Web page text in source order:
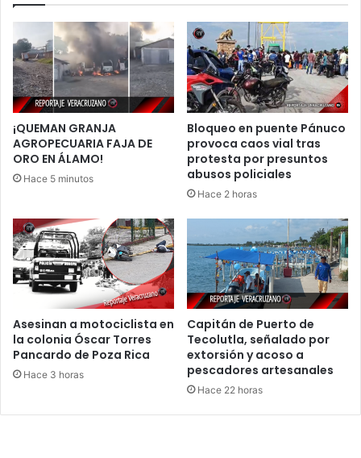
¡QUEMAN GRANJA
AGROPECUARIA FAJA DE
ORO EN ÁLAMO!
Hace 5 minutos
Bloqueo en puente Pánuco
provoca caos vial tras
protesta por presuntos
abusos policiales
Hace 2 horas
Asesinan a motociclista en
la colonia Óscar Torres
Pancardo de Poza Rica
Hace 3 horas
Capitán de Puerto de
Tecolutla, señalado por
extorsión y acoso a
pescadores artesanales
Hace 22 horas